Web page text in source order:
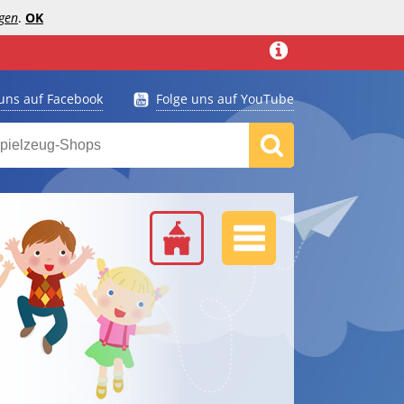
. OK
auf Facebook Folge uns auf YouTube